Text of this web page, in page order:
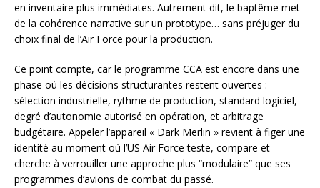
en inventaire plus immédiates. Autrement dit, le baptême met
de la cohérence narrative sur un prototype… sans préjuger du
choix final de l’Air Force pour la production.
Ce point compte, car le programme CCA est encore dans une
phase où les décisions structurantes restent ouvertes :
sélection industrielle, rythme de production, standard logiciel,
degré d’autonomie autorisé en opération, et arbitrage
budgétaire. Appeler l’appareil « Dark Merlin » revient à figer une
identité au moment où l’US Air Force teste, compare et
cherche à verrouiller une approche plus “modulaire” que ses
programmes d’avions de combat du passé.